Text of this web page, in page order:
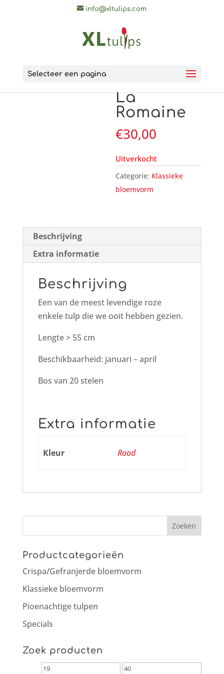
info@xltulips.com
Selecteer een pagina
Home/Klassieke bloemvorm
La
Romaine
€30,00
Uitverkocht
Categorie: Klassieke
bloemvorm
Beschrijving
Extra informatie
Beschrijving
Een van de meest levendige roze
enkele tulp die we ooit hebben gezien.
Lengte > 55 cm
Beschikbaarheid: januari – april
Bos van 20 stelen
Extra informatie
Kleur Rood
Productcategorieën
Crispa/Gefranjerde bloemvorm
Klassieke bloemvorm
Pioenachtige tulpen
Specials
Zoek producten